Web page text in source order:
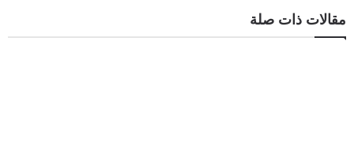
مقالات ذات صلة